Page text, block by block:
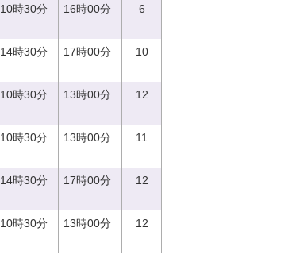
10時30分 16時00分 6
14時30分 17時00分 10
10時30分 13時00分 12
10時30分 13時00分 11
14時30分 17時00分 12
10時30分 13時00分 12